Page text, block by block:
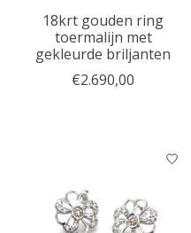
18krt gouden ring
toermalijn met
gekleurde briljanten
€2.690,00